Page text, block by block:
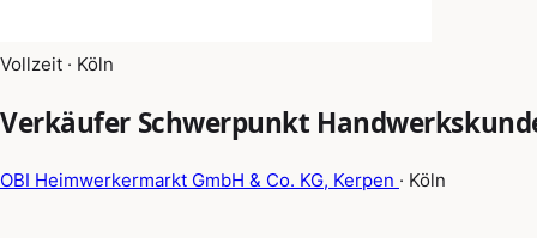
Vollzeit · Köln
Verkäufer Schwerpunkt
OBI Heimwerkermarkt GmbH & Co. KG, Kerpen · Köln